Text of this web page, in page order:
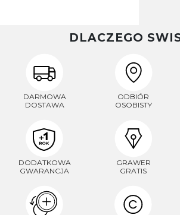
DLACZEGO
DARMOWA
DOSTAWA
ODBIÓR
OSOBISTY
DODATKOWA
GWARANCJA
GRAWER
GRATIS